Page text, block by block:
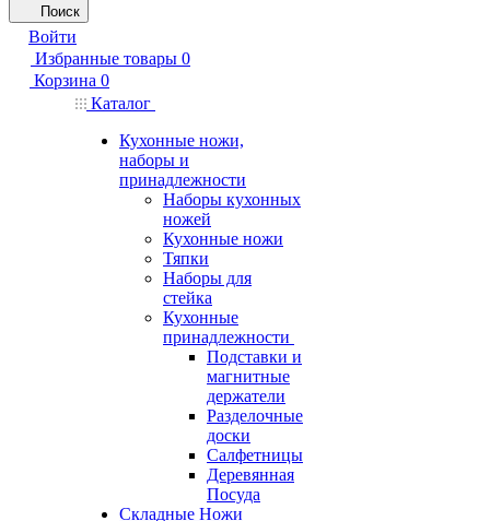
Поиск
Войти
Избранные товары 0
Корзина 0
Каталог
Кухонные ножи,
наборы и
принадлежности
Наборы кухонных
ножей
Кухонные ножи
Тяпки
Наборы для
стейка
Кухонные
принадлежности
Подставки и
магнитные
держатели
Разделочные
доски
Салфетницы
Деревянная
Посуда
Складные Ножи